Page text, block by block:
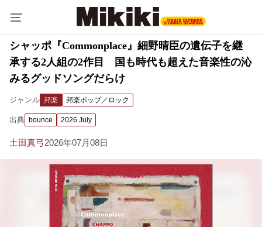
シャッポ『Commonplace』細野晴臣の遺伝子を継
承する2人組の2作目 国も時代も超えた音楽性の沁
みるグッドソングだらけ
ジャンル 邦楽 邦楽ポップ／ロック
出典 bounce 2026 July
土田真弓2026年07月08日